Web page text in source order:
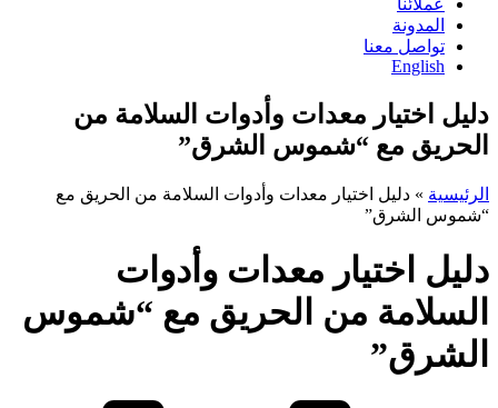
عملائنا
المدونة
تواصل معنا
English
دليل اختيار معدات وأدوات السلامة من
الحريق مع “شموس الشرق”
الرئيسية » دليل اختيار معدات وأدوات السلامة من الحريق مع
“شموس الشرق”
دليل اختيار معدات وأدوات
السلامة من الحريق مع “شموس
الشرق”